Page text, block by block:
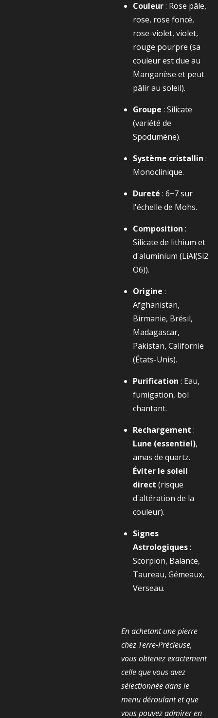
Couleur: Rose pâle,
rose, rose foncé,
rose-violet, violet,
rouge pourpre (sa
couleur est due au
Manganèse et peut
pâlir au soleil).
Groupe : Silicate
(variété de
Spodumène).
Système cristallin :
Monoclinique.
Dureté : 6−7sur
l'échelle de Mohs.
Composition :
Silicate de lithium et
d'aluminium (LiAl(Si2​
O6​)).
Origine :
Afghanistan,
Birmanie, Brésil,
Madagascar,
Pakistan, Californie
(États-Unis).
Purification : Eau,
fumigation, bol
chantant.
Rechargement :
Lune (essentiel),
amas de quartz.
Éviter le soleil
direct (risque
d'altération de la
couleur).
Signes
Astrologiques:
Scorpion, Balance,
Taureau, Gémeaux,
Verseau.
En achetant une pierre
chez Terre-Précieuse,
vous obtenez exactement
celle que vous avez
sélectionnée dans le
menu déroulant et que
vous pouvez admirer en